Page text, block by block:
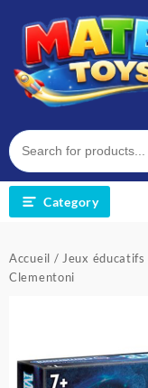
content
Category
Accueil /Jeux éducatifs
Clementoni